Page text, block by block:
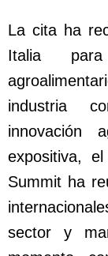
La cita ha
Italia
industria
innovación
expositiva,
Summit ha
sector y